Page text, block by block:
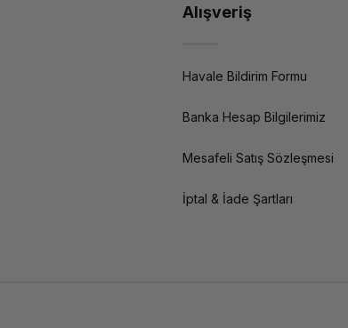
Alışveriş
Havale Bildirim Formu
Banka Hesap Bilgilerimiz
Mesafeli Satış Sözleşmesi
İptal & İade Şartları